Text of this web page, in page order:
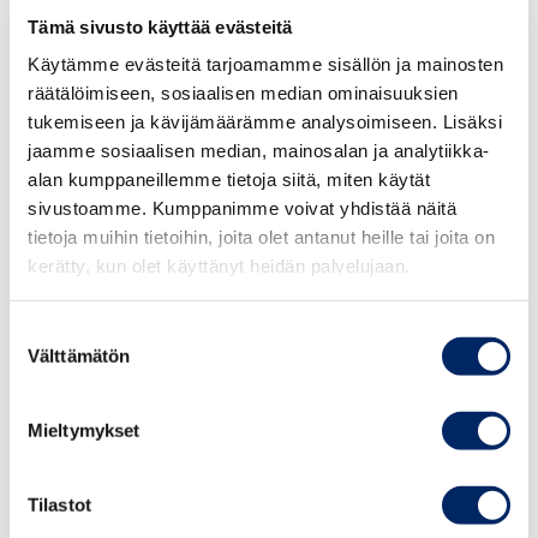
Tämä sivusto käyttää evästeitä
Käytämme evästeitä tarjoamamme sisällön ja mainosten
räätälöimiseen, sosiaalisen median ominaisuuksien
tukemiseen ja kävijämäärämme analysoimiseen. Lisäksi
jaamme sosiaalisen median, mainosalan ja analytiikka-
alan kumppaneillemme tietoja siitä, miten käytät
sivustoamme. Kumppanimme voivat yhdistää näitä
tietoja muihin tietoihin, joita olet antanut heille tai joita on
kerätty, kun olet käyttänyt heidän palvelujaan.
valinta
Välttämätön
Mieltymykset
Tilastot
”Kova Brexit uhkana mutta ei tavoitteena”
Kauppakamarikyselyn mukaan 12,6 prosenttia
suomalaisyrityksistä nostaa Brexitin tällä hetkellä
kolmen suurimman markkinahaasteen joukkoon
hiipuvan markkinakysynnän ja orastavan
osaajapulan ohella.
Britannian osuus Suomen kokonaisviennistä on noin
prosenttia, joten Brexit huolestuttaa muitakin kuin
käyviä vienti- ja tuontiyrityksiä. Erityisesti kova